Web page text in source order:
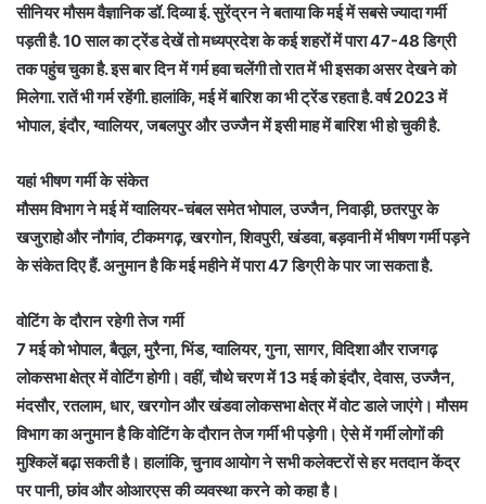
सीनियर मौसम वैज्ञानिक डॉ. दिव्या ई. सुरेंद्रन ने बताया कि मई में सबसे ज्यादा गर्मी
पड़ती है. 10 साल का ट्रेंड देखें तो मध्यप्रदेश के कई शहरों में पारा 47-48 डिग्री
तक पहुंच चुका है. इस बार दिन में गर्म हवा चलेंगी तो रात में भी इसका असर देखने को
मिलेगा. रातें भी गर्म रहेंगी. हालांकि, मई में बारिश का भी ट्रेंड रहता है. वर्ष 2023 में
भोपाल, इंदौर, ग्वालियर, जबलपुर और उज्जैन में इसी माह में बारिश भी हो चुकी है.
यहां भीषण गर्मी के संकेत
मौसम विभाग ने मई में ग्वालियर-चंबल समेत भोपाल, उज्जैन, निवाड़ी, छतरपुर के
खजुराहो और नौगांव, टीकमगढ़, खरगोन, शिवपुरी, खंडवा, बड़वानी में भीषण गर्मी पड़ने
के संकेत दिए हैं. अनुमान है कि मई महीने में पारा 47 डिग्री के पार जा सकता है.
वोटिंग के दौरान रहेगी तेज गर्मी
7 मई को भोपाल, बैतूल, मुरैना, भिंड, ग्वालियर, गुना, सागर, विदिशा और राजगढ़
लोकसभा क्षेत्र में वोटिंग होगी। वहीं, चौथे चरण में 13 मई को इंदौर, देवास, उज्जैन,
मंदसौर, रतलाम, धार, खरगोन और खंडवा लोकसभा क्षेत्र में वोट डाले जाएंगे। मौसम
विभाग का अनुमान है कि वोटिंग के दौरान तेज गर्मी भी पड़ेगी। ऐसे में गर्मी लोगों की
मुश्किलें बढ़ा सकती है। हालांकि, चुनाव आयोग ने सभी कलेक्टरों से हर मतदान केंद्र
पर पानी, छांव और ओआरएस की व्यवस्था करने को कहा है।